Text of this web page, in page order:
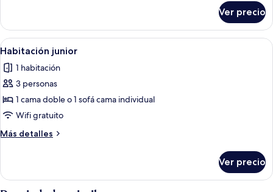
cuádruple
estándar
Ver precio
Abrir
todas
las
fotos
de
Habitación
junior
Una habitación de hotel con cama,
9
Habitación junior
1 habitación
3 personas
1 cama doble o 1 sofá cama individual
Wifi gratuito
Más detalles
Más
junior
Ver precio